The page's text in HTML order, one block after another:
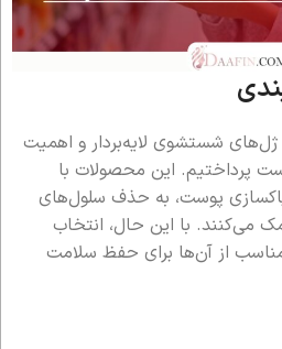
ژل‌های شستشوی لایه‌بردار و اهمیت
پرداختیم. این محصولات با
پاکسازی پوست، به حذف سلول‌های
می‌کنند. با این حال، انتخاب
از آن‌ها برای حفظ سلامت